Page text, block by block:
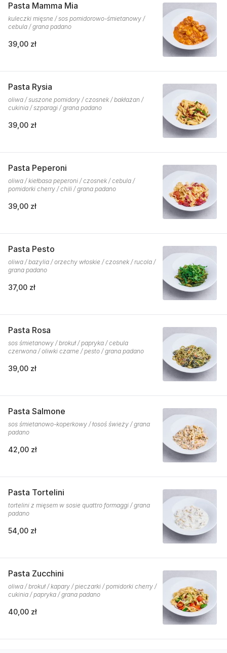
Pasta Mamma Mia
kuleczki mięsne / sos pomidorowo-śmietanowy /
cebula / grana padano
39,00 zł
Pasta Rysia
oliwa / suszone pomidory / czosnek / bakłażan /
cukinia / szparagi / grana padano
39,00 zł
Pasta Peperoni
oliwa / kiełbasa peperoni / czosnek / cebula /
pomidorki cherry / chili / grana padano
39,00 zł
Pasta Pesto
oliwa / bazylia / orzechy włoskie / czosnek / rucola /
grana padano
37,00 zł
Pasta Rosa
sos śmietanowy / brokuł / papryka / cebula
czerwona / oliwki czarne / pesto / grana padano
39,00 zł
Pasta Salmone
sos śmietanowo-koperkowy / łosoś świeży / grana
padano
42,00 zł
Pasta Tortelini
tortelini z mięsem w sosie quattro formaggi / grana
padano
54,00 zł
Pasta Zucchini
oliwa / brokuł / kapary / pieczarki / pomidorki cherry /
cukinia / papryka / grana padano
40,00 zł